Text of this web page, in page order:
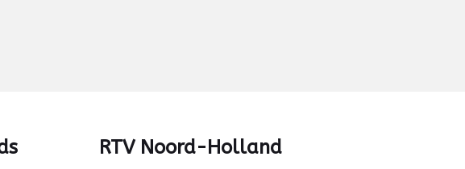
RTV Noord-Holland